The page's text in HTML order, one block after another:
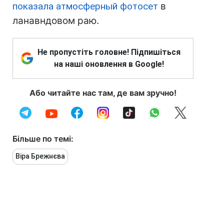
показала атмосферный фотосет в
ланавндовом раю.
Не пропустіть головне! Підпишіться
на наші оновлення в Google!
Або читайте нас там, де вам зручно!
Більше по темі:
Віра Брежнєва